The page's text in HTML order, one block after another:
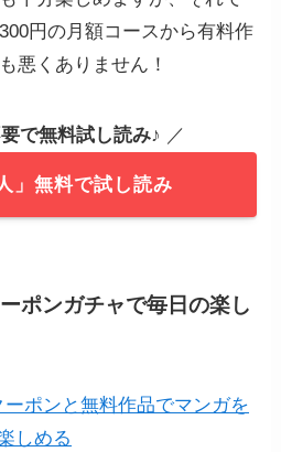
円の月額コースから有料作
悪くありません！
で無料試し読み♪ ／
」無料で試し読み
ポンガチャで毎日の楽し